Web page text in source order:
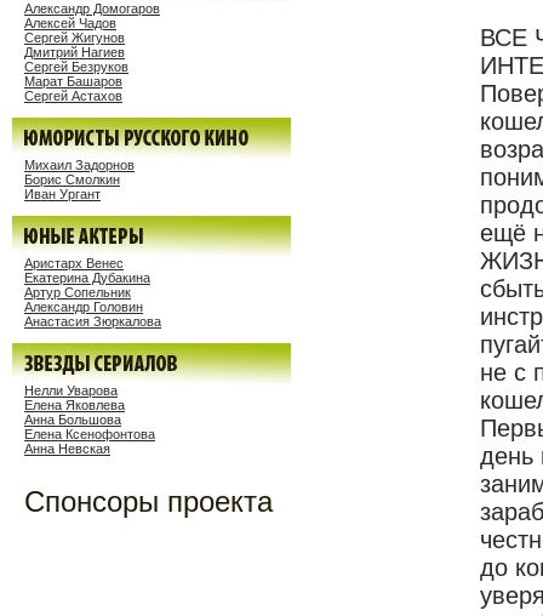
Александр Домогаров
Алексей Чадов
Сергей Жигунов
Дмитрий Нагиев
Сергей Безруков
Марат Башаров
Сергей Астахов
Михаил Задорнов
Борис Смолкин
Иван Ургант
Аристарх Венес
Екатерина Дубакина
Артур Сопельник
Александр Головин
Анастасия Зюркалова
Нелли Уварова
Елена Яковлева
Анна Большова
Елена Ксенофонтова
Анна Невская
Спонсоры проекта
ВСЕ
ещё
не с
день
до